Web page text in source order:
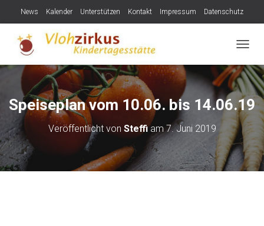
News Kalender Unterstützen Kontakt Impressum Datenschutz
Speiseplan vom 10.06. bis 14.06.19
Veröffentlicht von Steffiam7. Juni 2019